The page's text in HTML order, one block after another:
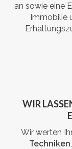
an sowie eine
Immobilie
WIR
Wir werten
Techniken